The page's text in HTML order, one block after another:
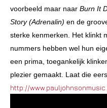
voorbeeld maar naar Burn It
Story (Adrenalin) en de
sterke kenmerken. Het klinkt
nummers hebben wel hun
een prima, toegankelijk
plezier gemaakt. Laat die
http://